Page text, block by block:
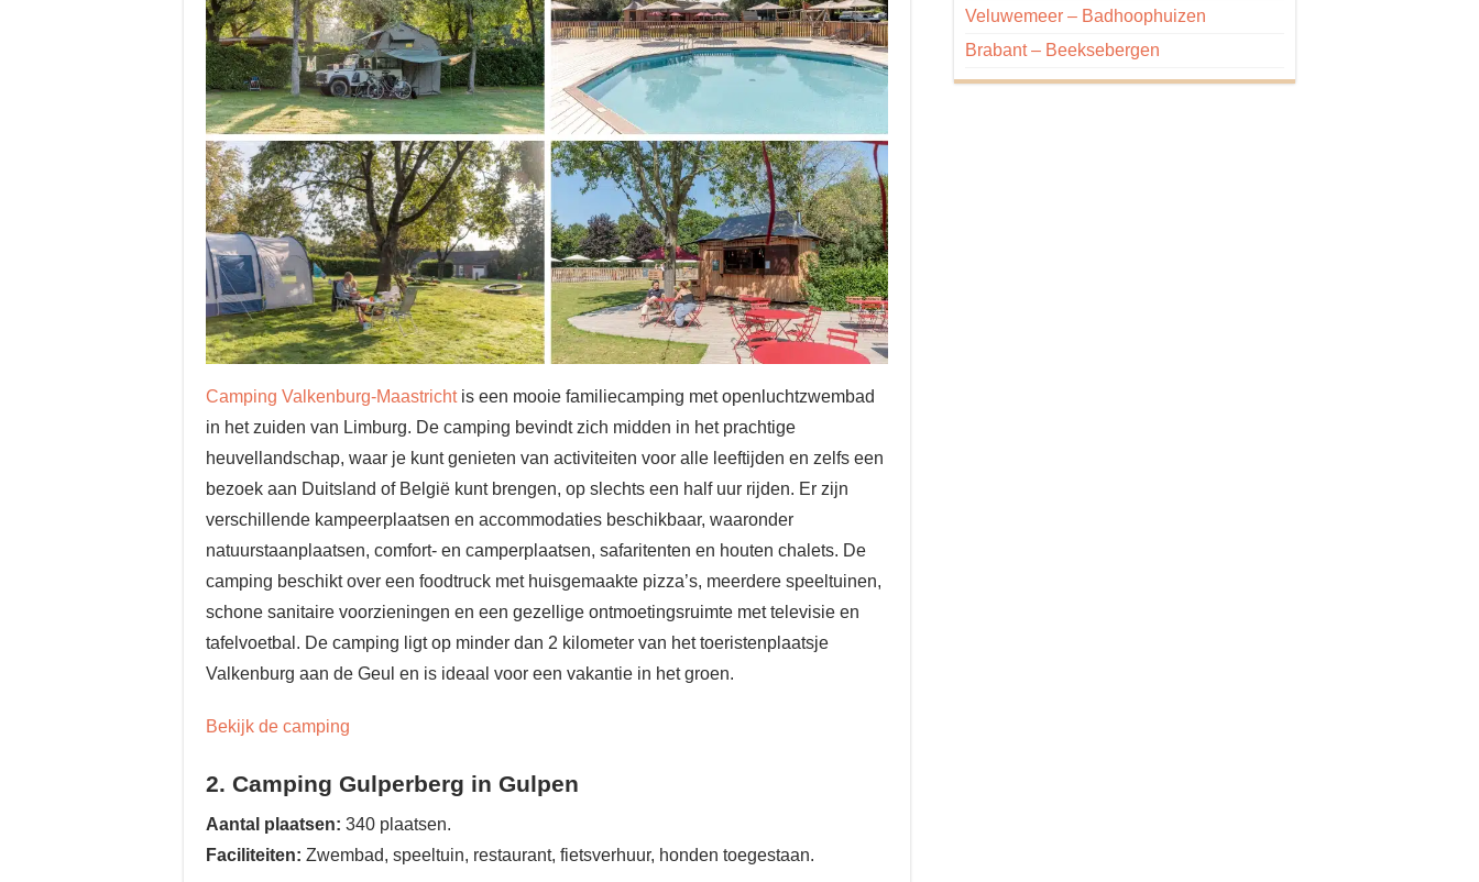
Camping Valkenburg-Maastrichtis een mooie familiecamping met openluchtzwembad
in het zuiden van Limburg. De camping bevindt zich midden in het prachtige
heuvellandschap, waar je kunt genieten van activiteiten voor alle leeftijden en zelfs een
bezoek aan Duitsland of België kunt brengen, op slechts een half uur rijden. Er zijn
verschillende kampeerplaatsen en accommodaties beschikbaar, waaronder
natuurstaanplaatsen, comfort- en camperplaatsen, safaritenten en houten chalets. De
camping beschikt over een foodtruck met huisgemaakte pizza’s, meerdere speeltuinen,
schone sanitaire voorzieningen en een gezellige ontmoetingsruimte met televisie en
tafelvoetbal. De camping ligt op minder dan 2 kilometer van het toeristenplaatsje
Valkenburg aan de Geul en is ideaal voor een vakantie in het groen.
Bekijk de camping
2. Camping Gulperberg in Gulpen
Aantal plaatsen: 340 plaatsen.
Faciliteiten: Zwembad, speeltuin, restaurant, fietsverhuur, honden toegestaan.
Veluwemeer – Badhoophuizen
Brabant – Beeksebergen